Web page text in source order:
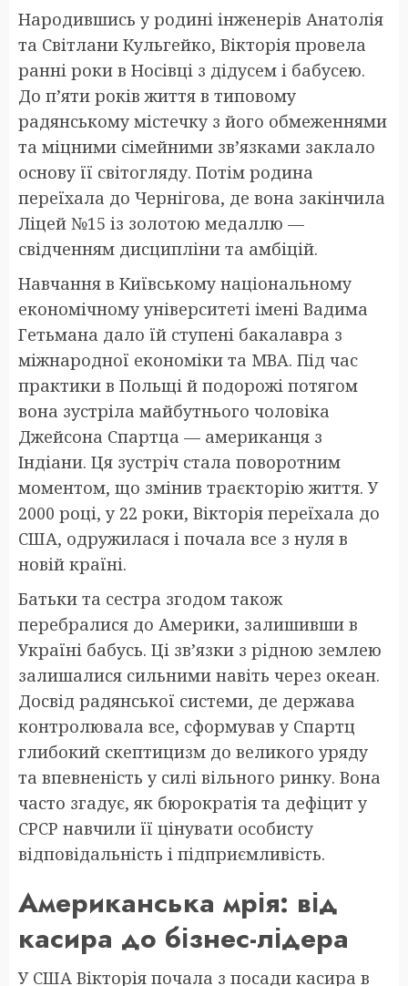
Народившись у родині інженерів Анатолія
та Світлани Кульгейко, Вікторія провела
ранні роки в Носівці з дідусем і бабусею.
До п’яти років життя в типовому
радянському містечку з його обмеженнями
та міцними сімейними зв’язками заклало
основу її світогляду. Потім родина
переїхала до Чернігова, де вона закінчила
Ліцей №15 із золотою медаллю —
свідченням дисципліни та амбіцій.
Навчання в Київському національному
економічному університеті імені Вадима
Гетьмана дало їй ступені бакалавра з
міжнародної економіки та MBA. Під час
практики в Польщі й подорожі потягом
вона зустріла майбутнього чоловіка
Джейсона Спартца — американця з
Індіани. Ця зустріч стала поворотним
моментом, що змінив траєкторію життя. У
2000 році, у 22 роки, Вікторія переїхала до
США, одружилася і почала все з нуля в
новій країні.
Батьки та сестра згодом також
перебралися до Америки, залишивши в
Україні бабусь. Ці зв’язки з рідною землею
залишалися сильними навіть через океан.
Досвід радянської системи, де держава
контролювала все, сформував у Спартц
глибокий скептицизм до великого уряду
та впевненість у силі вільного ринку. Вона
часто згадує, як бюрократія та дефіцит у
СРСР навчили її цінувати особисту
відповідальність і підприємливість.
Американська мрія: від
касира до бізнес-лідера
У США Вікторія почала з посади касира в